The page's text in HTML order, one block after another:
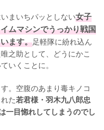
まいちパッとしない女子
ムマシンでうっかり戦国
ます。足軽隊に紛れ込ん
之助として、どうにかこ
いくことに。
。空腹のあまり毒キノコ
た若君様・羽木九八郎忠
一目惚れしてしまうのでし